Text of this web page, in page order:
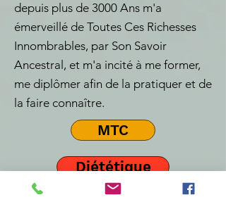
depuis plus de 3000 Ans m'a
émerveillé de Toutes Ces Richesses
Innombrables, par Son Savoir
Ancestral, et m'a incité à me former,
me diplômer afin de la pratiquer et de
la faire connaître.
MTC
Diététique